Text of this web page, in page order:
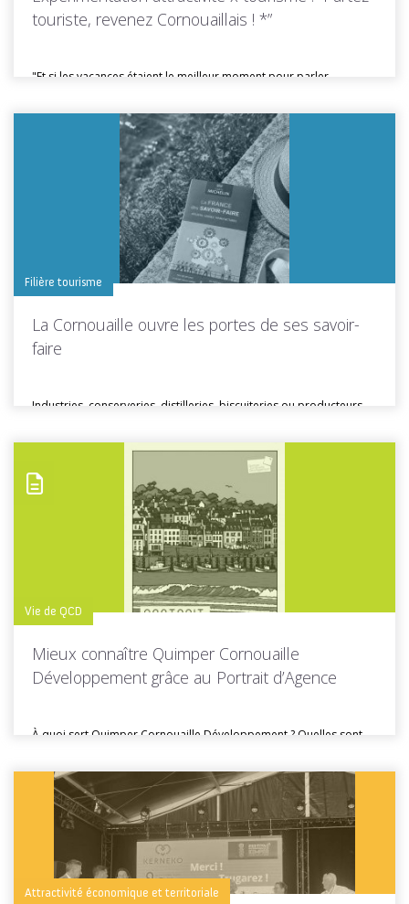
touriste, revenez Cornouaillais ! *”
"Et si les vacances étaient le meilleur moment pour parler
Toutes les actus de cette rubrique
Filière tourisme
La Cornouaille ouvre les portes de ses savoir-
faire
Industries, conserveries, distilleries, biscuiteries ou producteurs
Toutes les actus de cette rubrique
Vie de QCD
Mieux connaître Quimper Cornouaille
Développement grâce au Portrait d’Agence
À quoi sert Quimper Cornouaille Développement ? Quelles sont
Toutes les actus de cette rubrique LIRE LA SUITE
Attractivité économique et territoriale